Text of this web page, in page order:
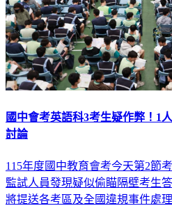
國中會考英語科3考生疑作弊！
討論
115年度國中教育會考今天第2節
監試人員發現疑似偷瞄隔壁考生
將提送各考區及全國違規事件處